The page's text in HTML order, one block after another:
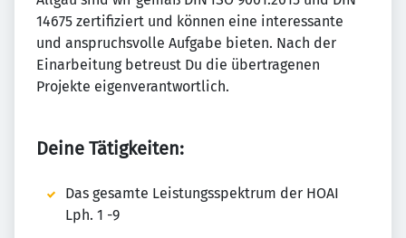
14675 zertifiziert und können eine interessante
und anspruchsvolle Aufgabe bieten. Nach der
Einarbeitung betreust Du die übertragenen
Projekte eigenverantwortlich.
Deine Tätigkeiten:
Das gesamte Leistungsspektrum der HOAI
Lph. 1 -9